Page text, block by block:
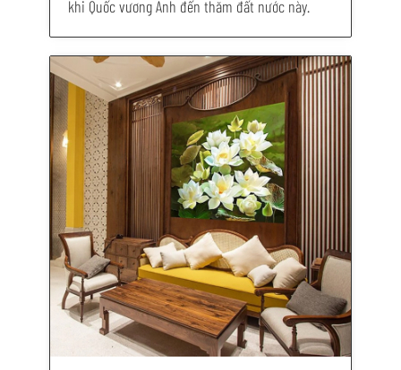
khi Quốc vương Anh đến thăm đất nước này.